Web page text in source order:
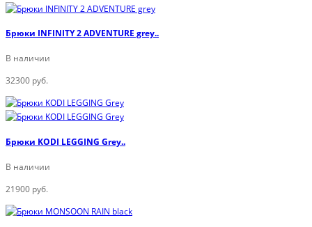
Брюки INFINITY 2 ADVENTURE grey..
В наличии
32300 руб.
Брюки KODI LEGGING Grey..
В наличии
21900 руб.